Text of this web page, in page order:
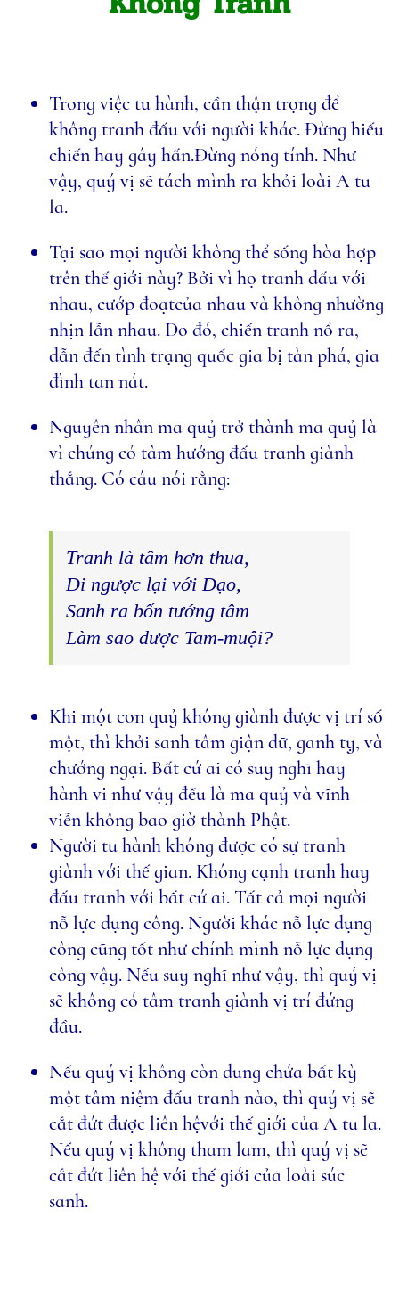
Trong việc tu hành, cần thận trọng để
không tranh đấu với người khác. Đừng hiếu
chiến hay gây hấn.Đừng nóng tính. Như
vậy, quý vị sẽ tách mình ra khỏi loài A tu
la.
Tại sao mọi người không thể sống hòa hợp
trên thế giới này? Bởi vì họ tranh đấu với
nhau, cướp đoạtcủa nhau và không nhường
nhịn lẫn nhau. Do đó, chiến tranh nổ ra,
dẫn đến tình trạng quốc gia bị tàn phá, gia
đình tan nát.
Nguyên nhân ma quỷ trở thành ma quỷ là
vì chúng có tâm hướng đấu tranh giành
thắng. Có câu nói rằng:
Tranh là tâm hơn thua,
Ði ngược lại với Ðạo,
Sanh ra bốn tướng tâm
Làm sao được Tam-muội?
Khi một con quỷ không giành được vị trí số
một, thì khởi sanh tâm giận dữ, ganh tỵ, và
chướng ngại. Bất cứ ai có suy nghĩ hay
hành vi như vậy đều là ma quỷ và vĩnh
viễn không bao giờ thành Phật.
Người tu hành không được có sự tranh
giành với thế gian. Không cạnh tranh hay
đấu tranh với bất cứ ai. Tất cả mọi người
nỗ lực dụng công. Người khác nỗ lực dụng
công cũng tốt như chính mình nỗ lực dụng
công vậy. Nếu suy nghĩ như vậy, thì quý vị
sẽ không có tâm tranh giành vị trí đứng
đầu.
Nếu quý vị không còn dung chứa bất kỳ
một tâm niệm đấu tranh nào, thì quý vị sẽ
cắt đứt được liên hệvới thế giới của A tu la.
Nếu quý vị không tham lam, thì quý vị sẽ
cắt đứt liên hệ với thế giới của loài súc
sanh.